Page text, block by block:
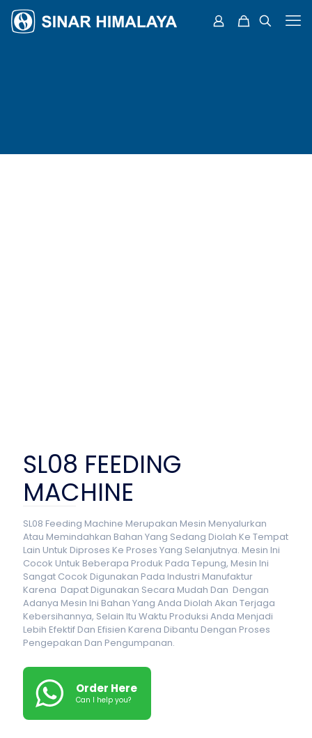
SL08 FEEDING
MACHINE
SL08 Feeding Machine Merupakan Mesin Menyalurkan
Atau Memindahkan Bahan Yang Sedang Diolah Ke Tempat
Lain Untuk Diproses Ke Proses Yang Selanjutnya. Mesin Ini
Cocok Untuk Beberapa Produk Pada Tepung, Mesin Ini
Sangat Cocok Digunakan Pada Industri Manufaktur
Karena Dapat Digunakan Secara Mudah Dan Dengan
Adanya Mesin Ini Bahan Yang Anda Diolah Akan Terjaga
Kebersihannya, Selain Itu Waktu Produksi Anda Menjadi
Lebih Efektif Dan Efisien Karena Dibantu Dengan Proses
Pengepakan Dan Pengumpanan.
Order Here
Can I help you?